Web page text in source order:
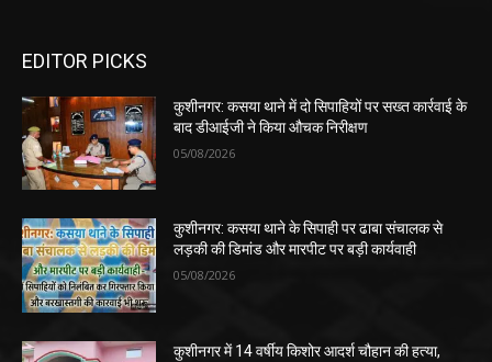
EDITOR PICKS
कुशीनगर: कसया थाने में दो सिपाहियों पर सख्त कार्रवाई के
बाद डीआईजी ने किया औचक निरीक्षण
05/08/2026
कुशीनगर: कसया थाने के सिपाही पर ढाबा संचालक से
लड़की की डिमांड और मारपीट पर बड़ी कार्यवाही
05/08/2026
कुशीनगर में 14 वर्षीय किशोर आदर्श चौहान की हत्या,